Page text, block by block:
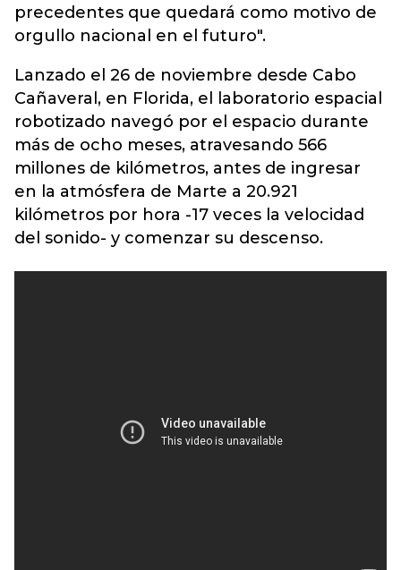
precedentes que quedará como motivo de
orgullo nacional en el futuro".
Lanzado el 26 de noviembre desde Cabo
Cañaveral, en Florida, el laboratorio espacial
robotizado navegó por el espacio durante
más de ocho meses, atravesando 566
millones de kilómetros, antes de ingresar
en la atmósfera de Marte a 20.921
kilómetros por hora -17 veces la velocidad
del sonido- y comenzar su descenso.